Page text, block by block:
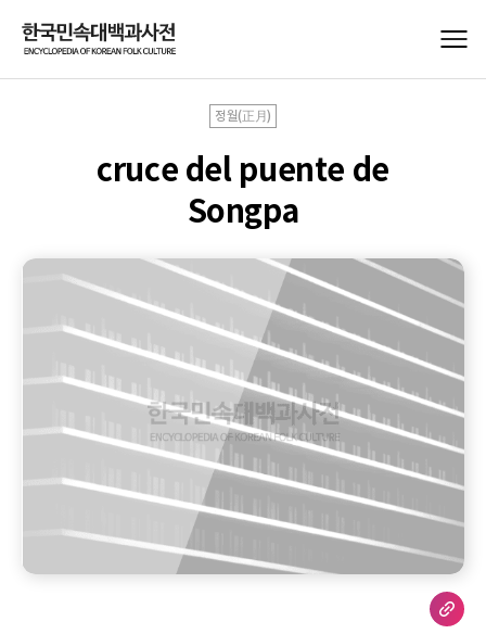
정월(正月)
cruce del puente de
Songpa